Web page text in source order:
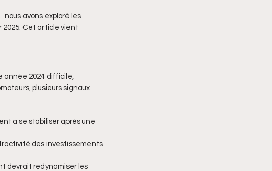
.  nous avons exploré les
2025. Cet article vient
année 2024 difficile,
plusieurs signaux
à se stabiliser après une
des investissements
devrait redynamiser les